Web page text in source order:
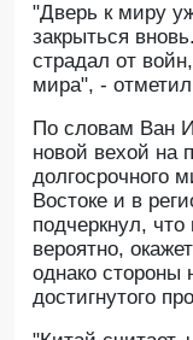
"Дверь к миру
закрыться
страдал от
мира", -
По словам Ван
новой вехой на
долгосрочного
Востоке и в
подчеркнул, что
вероятно,
однако стороны
достигнутого